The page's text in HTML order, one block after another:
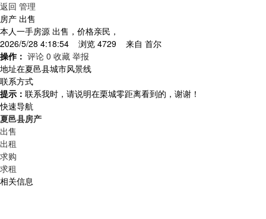
返回 管理
房产 出售
本人一手房源 出售，价格亲民，
2026/5/28 4:18:54 浏览 4729 来自 首尔
操作： 评论 0 收藏 举报
地址在夏邑县城市风景线
联系方式
提示： 联系我时，请说明在栗城零距离看到的，谢谢！
快速导航
夏邑县房产
出售
出租
求购
求租
相关信息